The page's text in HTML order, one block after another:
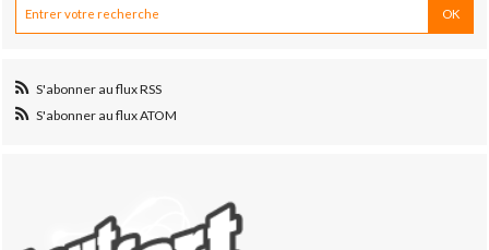
S'abonner au flux RSS
S'abonner au flux ATOM